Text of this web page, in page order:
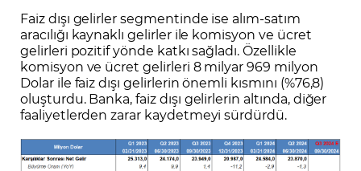
Faiz dışı gelirler segmentinde ise alım-satım
aracılığı kaynaklı gelirler ile komisyon ve ücret
gelirleri pozitif yönde katkı sağladı. Özellikle
komisyon ve ücret gelirleri 8 milyar 969 milyon
Dolar ile faiz dışı gelirlerin önemli kısmını (%76,8)
oluşturdu. Banka, faiz dışı gelirlerin altında, diğer
faaliyetlerden zarar kaydetmeyi sürdürdü.